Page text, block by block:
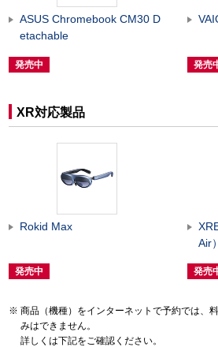
ASUS Chromebook CM30 D
etachable
発売中 発売
XR対応製品
Rokid Max
発売中
Air）
発売
商品（機種）をインターネットで予約では、
みはできません。
詳しくは下記をご確認ください。